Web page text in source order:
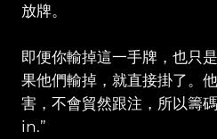
放牌。
即便你輸掉這一手牌，也只
果他們輸掉，就直接掛了。
害，不會貿然跟注，所以籌
in.”